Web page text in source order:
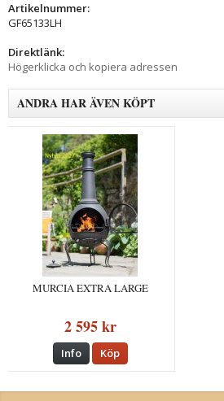
Artikelnummer:
GF65133LH
Direktlänk:
Högerklicka och kopiera adressen
ANDRA HAR ÄVEN KÖPT
MURCIA EXTRA LARGE
2 595 kr
Info Köp